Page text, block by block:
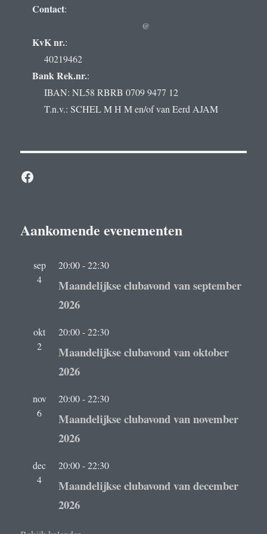
Contact:
@
KvK nr.:
40219462
Bank Rek.nr.:
IBAN: NL58 RBRB 0709 9477 12
T.n.v.: SCHEL M H M en/of van Eerd AJAM
Facebook
Aankomende evenementen
sep
4
20:00-22:30
Maandelijkse clubavond van september
2026
okt
2
20:00-22:30
Maandelijkse clubavond van oktober
2026
nov
6
20:00-22:30
Maandelijkse clubavond van november
2026
dec
4
20:00-22:30
Maandelijkse clubavond van december
2026